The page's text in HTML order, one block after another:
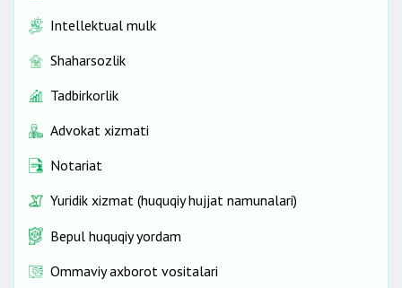
Intellektual mulk
Shaharsozlik
Tadbirkorlik
Advokat xizmati
Notariat
Yuridik xizmat (huquqiy hujjat namunalari)
Bepul huquqiy yordam
Ommaviy axborot vositalari